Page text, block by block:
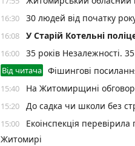
16:30 30 людей від початку
16:08 У Старій Котельні
16:00 35 років Незалежності.
Від читача Фішингові
15:40 На Житомирщині
15:20 До садка чи школи без
15:00
Екоінспекція
Житомирі